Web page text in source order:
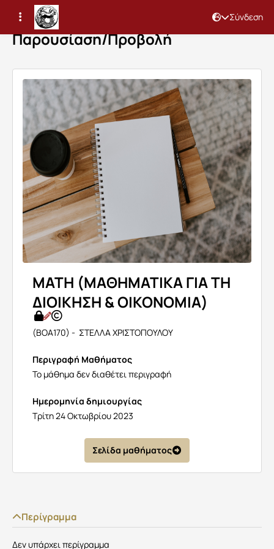
Σύνδεση
Παρουσίαση/Προβολή
MATH (ΜΑΘΗΜΑΤΙΚΑ ΓΙΑ ΤΗ
ΔΙΟΙΚΗΣΗ & ΟΙΚΟΝΟΜΙΑ)
(BOA170) - ΣΤΕΛΛΑ ΧΡΙΣΤΟΠΟΥΛΟΥ
Περιγραφή Μαθήματος
Το μάθημα δεν διαθέτει περιγραφή
Ημερομηνία δημιουργίας
Τρίτη 24 Οκτωβρίου 2023
Σελίδα μαθήματος
Περίγραμμα
Δεν υπάρχει περίγραμμα